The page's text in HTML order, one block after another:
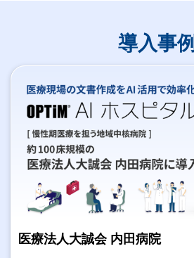
導入事例
医療法人大誠会 内田病院